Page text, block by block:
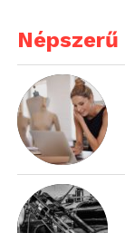
Népszerű